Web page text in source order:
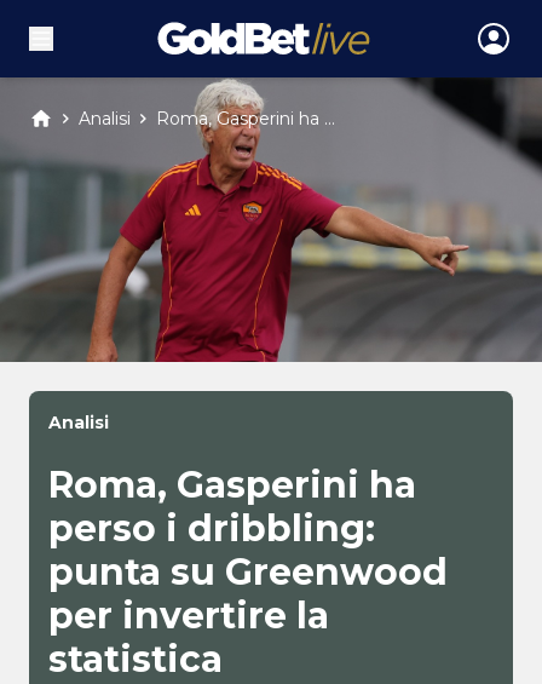
Analisi Roma, Gasperini ha ...
Analisi
Roma, Gasperini ha
perso i dribbling:
punta su Greenwood
per invertire la
statistica